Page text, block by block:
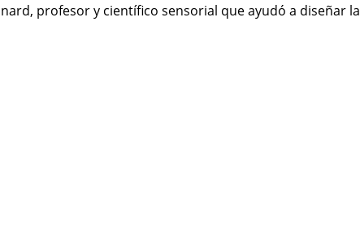
profesor y científico sensorial que ayudó a diseñar la